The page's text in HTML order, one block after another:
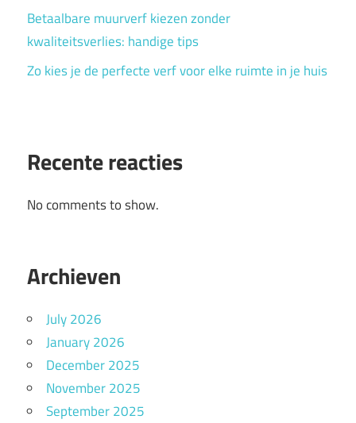
Betaalbare muurverf kiezen zonder
kwaliteitsverlies: handige tips
Zo kies je de perfecte verf voor elke ruimte in je huis
Recente reacties
No comments to show.
Archieven
July 2026
January 2026
December 2025
November 2025
September 2025